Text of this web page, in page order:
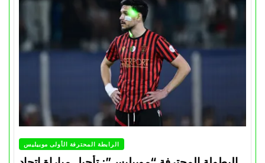
الرابطة المحترفة الأولى موبيليس